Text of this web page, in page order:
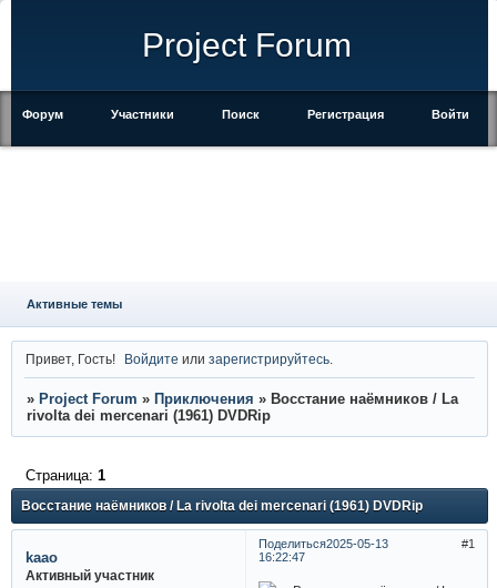
Project Forum
Форум Участники Поиск Регистрация Войти
Активные темы
Привет, Гость! Войдите илизарегистрируйтесь
» Project Forum » Приключения » Восстание наёмников / La
rivolta dei mercenari (1961) DVDRip
Восстание наёмников / La rivolta dei mercenari (1961) DVDRip
Страница: 1
Поделиться 1
2025-05-13
16:22:47
kaao
Активный участник